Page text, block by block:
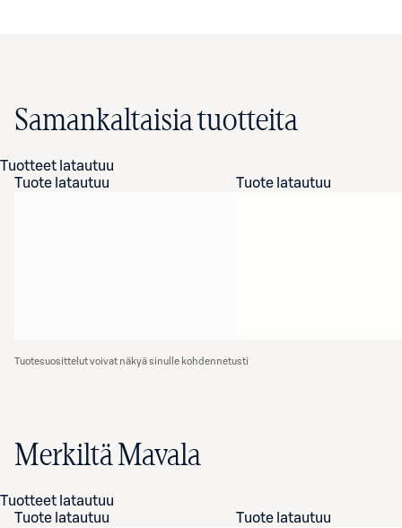
Samankaltaisia tuotteita
Tuotteet latautuu
Tuote latautuu
Tuote latautuu
Tuotesuosittelut voivat näkyä sinulle kohdennetusti
Merkiltä Mavala
Tuotteet latautuu
Tuote latautuu
Tuote latautuu